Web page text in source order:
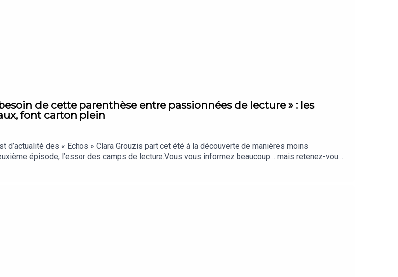
de cette parenthèse entre passionnées de lecture » : les
font carton plein
d’actualité des « Echos » Clara Grouzis part cet été à la découverte de manières moins
épisode, l’essor des camps de lecture.Vous vous informez beaucoup… mais retenez-vous
jour les analyses et décryptages qui comptent vraiment, sélectionnés par notre rédaction.
La Story » est un podcast des « Echos » présenté par Clara Grouzis. Cet épisode a été
et d’édition : Clara Grouzis. Musique : Théo Boulenger. Identité graphique : Upian. Photo :